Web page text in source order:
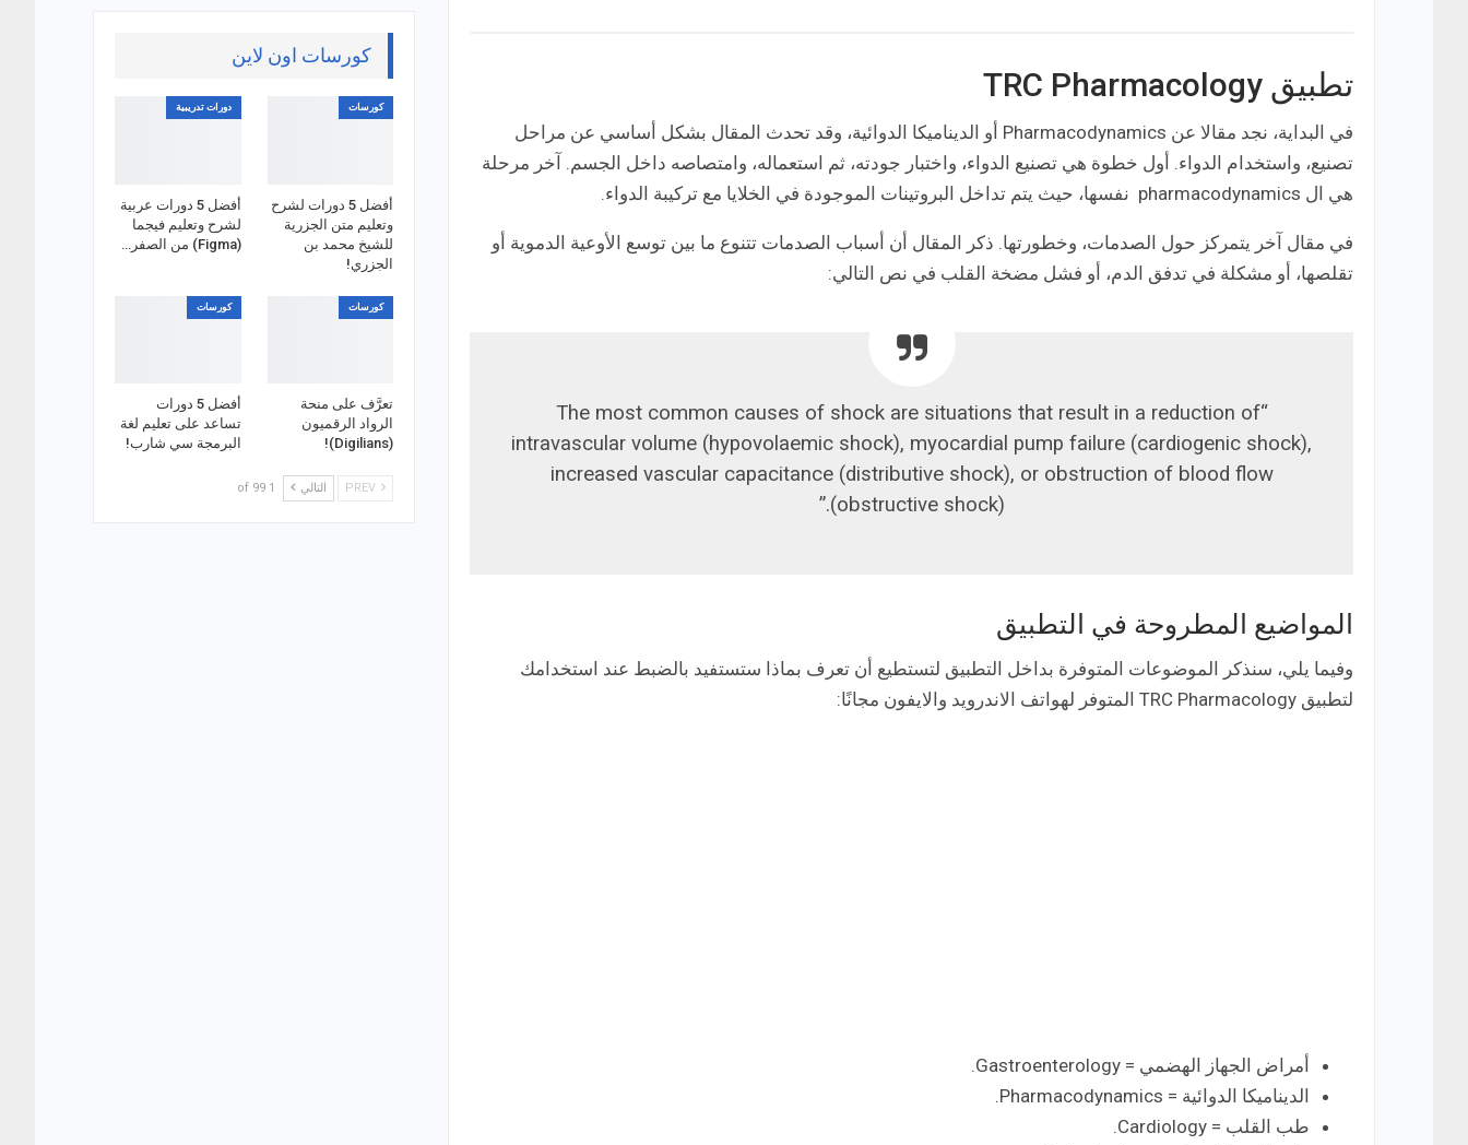
تطبيق TRC Pharmacology
في البداية، نجد مقالا عن Pharmacodynamics أو الديناميكا الدوائية، وقد تحدث المقال بشكل أساسي عن مراحل
تصنيع، واستخدام الدواء. أول خطوة هي تصنيع الدواء، واختبار جودته، ثم استعماله، وامتصاصه داخل الجسم. آخر مرحلة
هي ال pharmacodynamics نفسها، حيث يتم تداخل البروتينات الموجودة في الخلايا مع تركيبة الدواء.
في مقال آخر يتمركز حول الصدمات، وخطورتها. ذكر المقال أن أسباب الصدمات تتنوع ما بين توسع الأوعية الدموية أو
تقلصها، أو مشكلة في تدفق الدم، أو فشل مضخة القلب في نص التالي:
“The most common causes of shock are situations that result in a reduction of
intravascular volume (hypovolaemic shock), myocardial pump failure (cardiogenic shock),
increased vascular capacitance (distributive shock), or obstruction of blood flow
(obstructive shock).”
المواضيع المطروحة في التطبيق
وفيما يلي، سنذكر الموضوعات المتوفرة بداخل التطبيق لتستطيع أن تعرف بماذا ستستفيد بالضبط عند استخدامك
لتطبيق TRC Pharmacology المتوفر لهواتف الاندرويد والايفون مجانًا:
أمراض الجهاز الهضمي = Gastroenterology.
الديناميكا الدوائية = Pharmacodynamics.
طب القلب = Cardiology.
كورسات اون لاين
كورسات
أفضل 5 دورات لشرح
وتعليم متن الجزرية
للشيخ محمد بن
الجزري!
دورات تدريبية
أفضل 5 دورات عربية
لشرح وتعليم فيجما
(Figma) من الصفر…
كورسات
تعرَّف على منحة
الرواد الرقميون
(Digilians)!
كورسات
أفضل 5 دورات
تساعد على تعليم لغة
البرمجة سي شارب!
التالي 1 of 99